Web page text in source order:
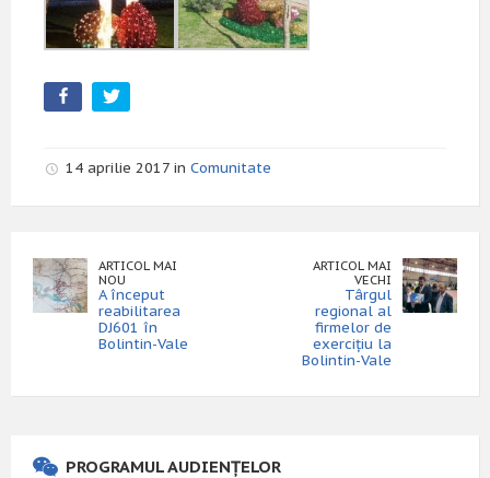
14 aprilie 2017 in Comunitate
ARTICOL MAI
NOU
A început
reabilitarea
DJ601 în
Bolintin-Vale
ARTICOL MAI
VECHI
Târgul
regional al
firmelor de
exercițiu la
Bolintin-Vale
PROGRAMUL AUDIENȚELOR